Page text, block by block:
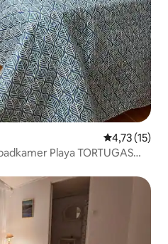
Gemiddelde
4,73 (15)
Playa TORTUGAS